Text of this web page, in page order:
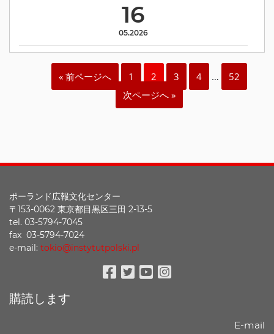
16
05.2026
« 前ページへ 1 2 3 4 …
52
次ページへ »
ポーランド広報文化センター
〒153-0062 東京都目黒区三田 2-13-5
tel. 03-5794-7045
fax 03-5794-7024
e-mail: tokio@instytutpolski.pl
購読します